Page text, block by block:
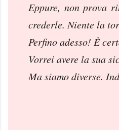
Eppure, non prova
crederle. Niente la
Perfino adesso! È
Vorrei avere la sua
Ma siamo diverse.